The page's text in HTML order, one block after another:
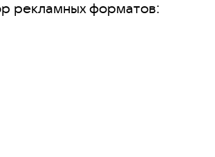
рекламных форматов: